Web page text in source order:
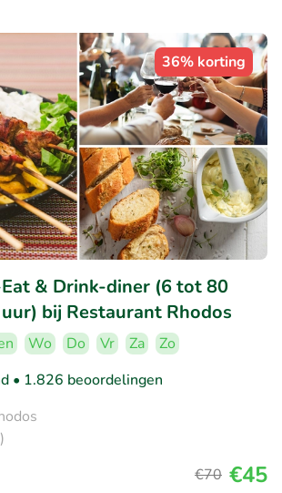
36% korting
& Drink-diner (6 tot 80
bij Restaurant Rhodos
Wo Do Vr Za
Zo
• 1.826 beoordelingen
€70 €45